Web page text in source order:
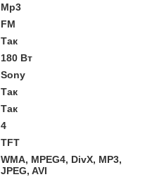
Mp3
FM
Так
180 Вт
Sony
Так
Так
4
TFT
WMA, MPEG4, DivX, MP3,
JPEG, AVI